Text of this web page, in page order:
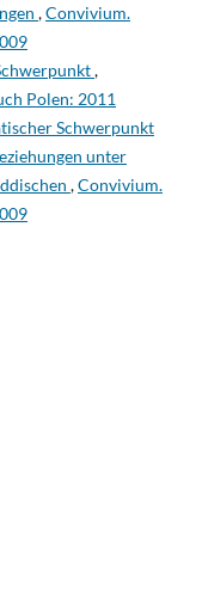
,Convivium.
,
Polen: 2011
Schwerpunkt
unter
,Convivium.